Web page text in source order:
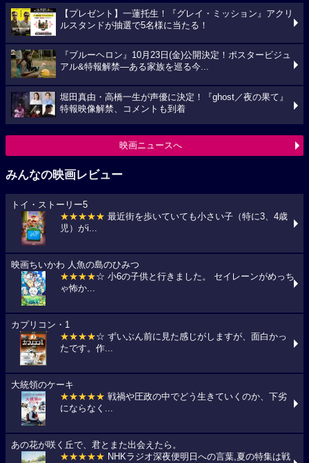
【プレゼント】一蓮托生！『グレイ・ミッション』アクリ
ルスタンドが抽選で5名様に当たる！
『ブルーヘロン』10月23日(金)公開決定！ポスタービジュ
アル&特報解禁―ある家族を巡る今...
堀田真由・高橋一生が声優に決定！『ghost／夜の果て』
特報映像解禁、コメントも到着
映画ニュースへ
みんなの映画レビュー
トイ・ストーリー5
★★★★★ 最近街を歩いていても小さい子（特に3、4歳
児）がi...
映画ちいかわ 人魚の島のひみつ
★★★★☆ 小6の子供と行きました。 セイレーンがめっち
ゃ怖か...
カプリコン・1
★★★★☆ ずいぶん前に見た感じがしますが、面白かっ
たです。作...
大統領のケーキ
★★★★★ 戦禍や圧政の中でどう生きていくのか、下劣
にならなく...
あの花が咲く丘で、君とまた出会えたら。
★★★★★ NHKラジオ深夜便明日への言葉,夏の特集は戦